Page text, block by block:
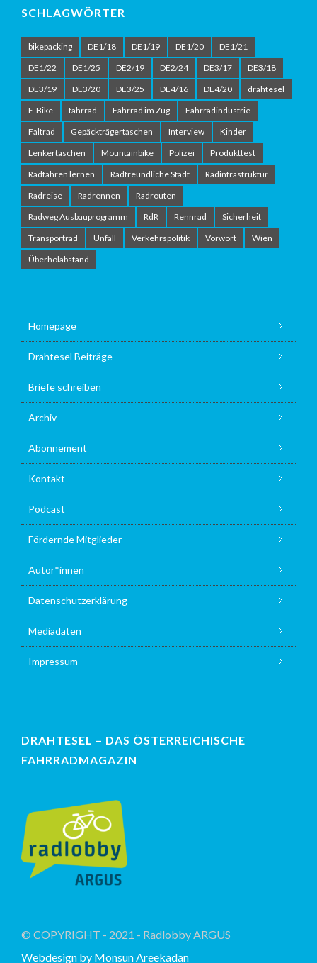
SCHLAGWÖRTER
bikepacking DE1/18 DE1/19 DE1/20
DE1/21
DE1/22
DE1/25 DE2/19 DE2/24 DE3/17
DE3/18
DE3/19
DE3/20 DE3/25 DE4/16 DE4/20
drahtesel
E-Bike
fahrrad Fahrrad im Zug
Fahrradindustrie
Faltrad
Gepäckträgertaschen Interview
Kinder
Lenkertaschen
Mountainbike Polizei
Produkttest
Radfahren lernen
Radfreundliche Stadt
Radinfrastruktur
Radreise
Radrennen
Radrouten
Radweg Ausbauprogramm
RdR Rennrad
Sicherheit
Transportrad
Unfall Verkehrspolitik Vorwort
Wien
Überholabstand
Homepage
Drahtesel Beiträge
Briefe schreiben
Archiv
Abonnement
Kontakt
Podcast
Fördernde Mitglieder
Autor*innen
Datenschutzerklärung
Mediadaten
Impressum
DRAHTESEL – DAS ÖSTERREICHISCHE
FAHRRADMAGAZIN
© COPYRIGHT - 2021 - Radlobby ARGUS
Webdesign by Monsun Areekadan